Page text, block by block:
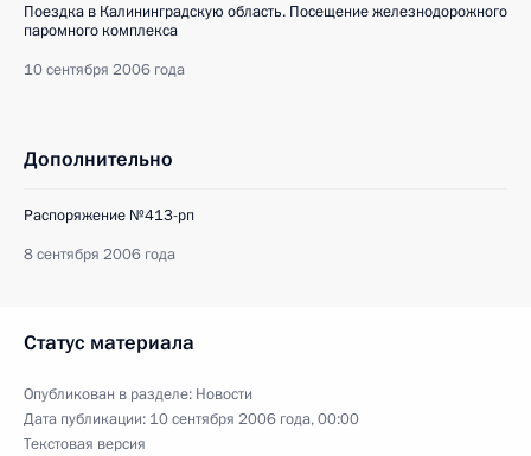
Поездка в Калининградскую область. Посещение железнодорожного
паромного комплекса
10 сентября 2006 года
Дополнительно
Распоряжение №413-рп
8 сентября 2006 года
Статус материала
Опубликован в разделе: Новости
Дата публикации: 10 сентября 2006 года, 00:00
Текстовая версия